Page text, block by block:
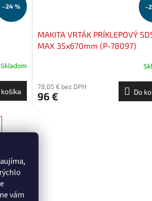
vám
–24 %
Skladom
košíka
MAKITA VRTÁK PRÍKLEPOVÝ
MAX 35x670mm (P-78097)
78,05 € bez DPH
96 € Do